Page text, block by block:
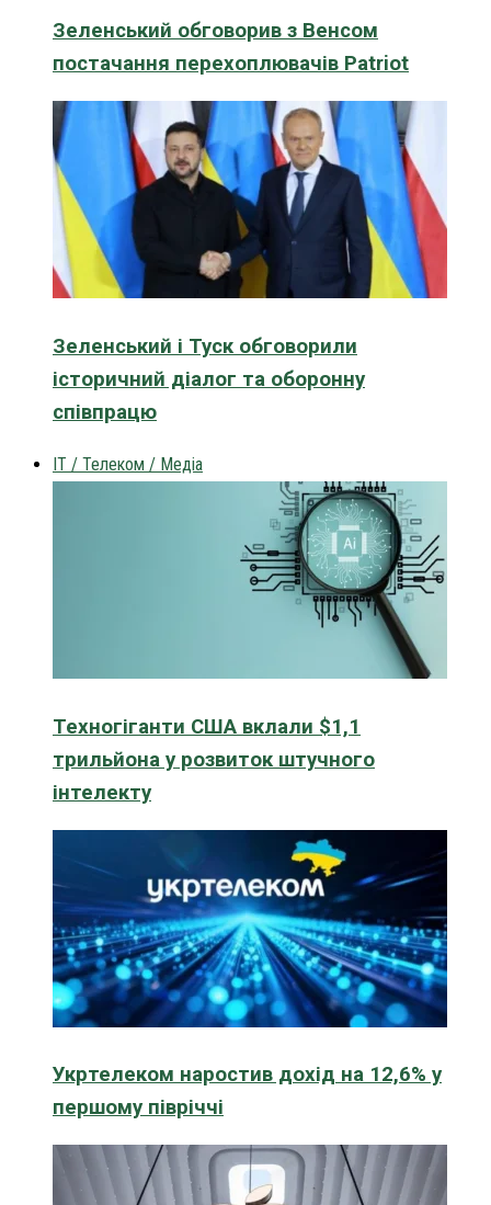
Зеленський обговорив з Венсом
постачання перехоплювачів Patriot
Зеленський і Туск обговорили
історичний діалог та оборонну
співпрацю
IT / Телеком / Медіа
Техногіганти США вклали $1,1
трильйона у розвиток штучного
інтелекту
Укртелеком наростив дохід на 12,6% у
першому півріччі